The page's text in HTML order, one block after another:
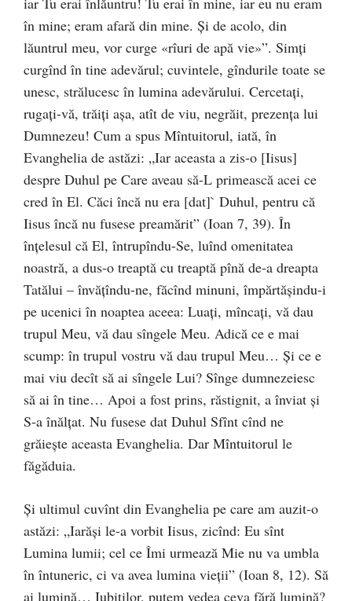
în mine; eram afară din mine. Şi de acolo, din
lăuntrul meu, vor curge «rîuri de apă vie»”. Simţi
curgînd în tine adevărul; cuvintele, gîndurile toate se
unesc, strălucesc în lumina adevărului. Cercetaţi,
rugaţi-vă, trăiţi aşa, atît de viu, negrăit, prezenţa lui
Dumnezeu! Cum a spus Mîntuitorul, iată, în
Evanghelia de astăzi: „Iar aceasta a zis-o [Iisus]
despre Duhul pe Care aveau să-L primească acei ce
cred în El. Căci încă nu era [dat]` Duhul, pentru că
Iisus încă nu fusese preamărit” (Ioan 7, 39). În
înţelesul că El, întrupîndu-Se, luînd omenitatea
noastră, a dus-o treaptă cu treaptă pînă de-a dreapta
Tatălui – învăţîndu-ne, făcînd minuni, împărtăşindu-i
pe ucenici în noaptea aceea: Luaţi, mîncaţi, vă dau
trupul Meu, vă dau sîngele Meu. Adică ce e mai
scump: în trupul vostru vă dau trupul Meu… Şi ce e
mai viu decît să ai sîngele Lui? Sînge dumnezeiesc
să ai în tine… Apoi a fost prins, răstignit, a înviat şi
S-a înălţat. Nu fusese dat Duhul Sfînt cînd ne
grăieşte aceasta Evanghelia. Dar Mîntuitorul le
făgăduia.
Şi ultimul cuvînt din Evanghelia pe care am auzit-o
astăzi: „Iarăşi le-a vorbit Iisus, zicînd: Eu sînt
Lumina lumii; cel ce Îmi urmează Mie nu va umbla
în întuneric, ci va avea lumina vieţii” (Ioan 8, 12). Să
ai lumină… Iubiţilor, putem vedea ceva fără lumină?